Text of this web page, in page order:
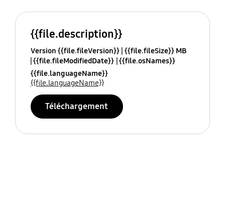
{{file.description}}
Version {{file.fileVersion}} {{file.fileSize}} MB
{{file.fileModifiedDate}} {{file.osNames}}
{{file.languageName}}
{{file.languageName}}
Téléchargement